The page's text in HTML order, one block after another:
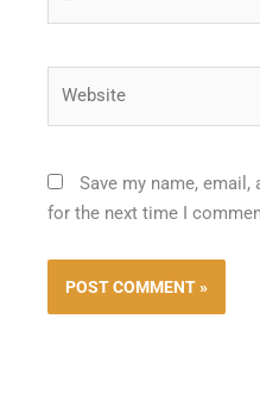
Save my name,
for the next time I